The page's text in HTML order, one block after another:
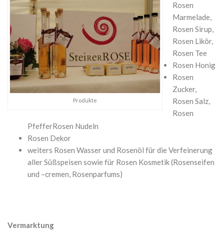
Produkte
Rosen
Marmelade,
Rosen Sirup,
Rosen Likör,
Rosen Tee
Rosen Honig
Rosen
Zucker,
Rosen Salz,
Rosen
PfefferRosen Nudeln
Rosen Dekor
weiters Rosen Wasser und Rosenöl für die Verfeinerung
aller Süßspeisen sowie für Rosen Kosmetik (Rosenseifen
und –cremen, Rosenparfums)
Vermarktung